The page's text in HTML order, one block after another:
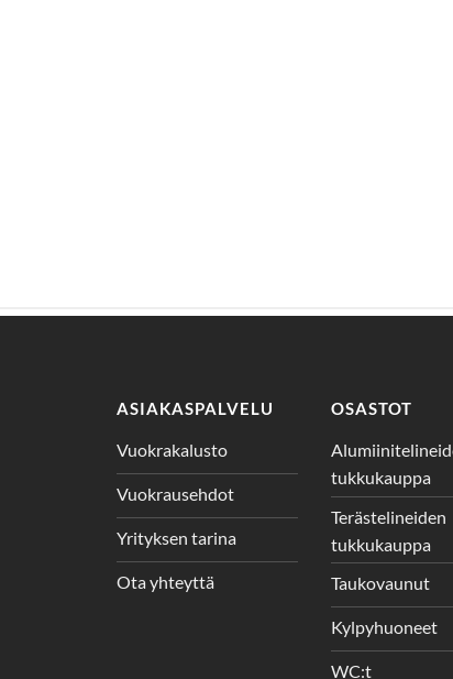
ASIAKASPALVELU
Vuokrakalusto
Vuokrausehdot
Yrityksen tarina
Ota yhteyttä
OSASTOT
tukkukauppa
Terästelineiden
tukkukauppa
Taukovaunut
Kylpyhuoneet
WC:t